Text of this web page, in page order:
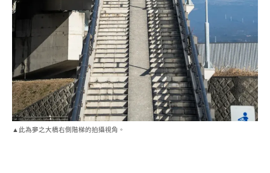
▲此為夢之大橋右側階梯的拍攝視角。